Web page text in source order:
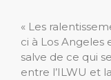
« Les
ci à Los
salve de ce qui
entre l’ILWU et